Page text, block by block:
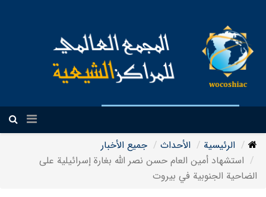
الرئيسية الأحداث
جمیع الأخبار
استشهاد أمين العام حسن نصر الله بغارة إسرائيلية على
الضاحية الجنوبية في بيروت